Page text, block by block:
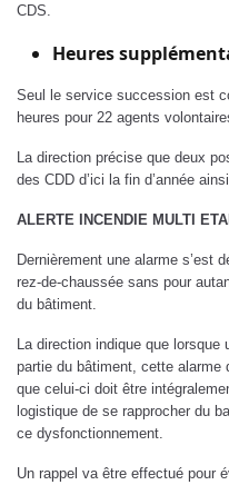
CDS.
Heures
Seul le service succession est
heures pour 22 agents
La direction précise que deux
des CDD d’ici la fin d’année
ALERTE INCENDIE MULTI
Dernièrement une alarme s’est
rez-de-chaussée sans pour
du bâtiment.
La direction indique que
partie du bâtiment, cette
que celui-ci doit être
logistique de se rapprocher du
ce dysfonctionnement.
Un rappel va être effectué pour